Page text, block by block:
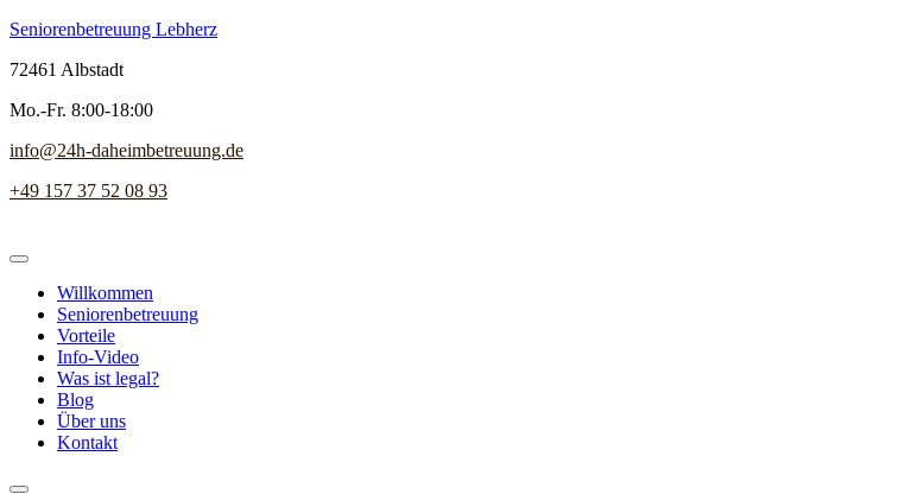
Seniorenbetreuung Lebherz
72461 Albstadt
Mo.-Fr. 8:00-18:00
info@24h-daheimbetreuung.de
+49 157 37 52 08 93
Willkommen
Seniorenbetreuung
Vorteile
Info-Video
Was ist legal?
Blog
Über uns
Kontakt